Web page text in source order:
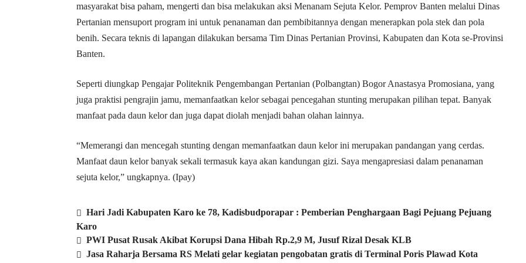
masyarakat bisa paham, mengerti dan bisa melakukan aksi Menanam Sejuta Kelor. Pemprov Banten melalui Dinas
Pertanian mensuport program ini untuk penanaman dan pembibitannya dengan menerapkan pola stek dan pola
benih. Secara teknis di lapangan dilakukan bersama Tim Dinas Pertanian Provinsi, Kabupaten dan Kota se-Provinsi
Banten.
Seperti diungkap Pengajar Politeknik Pengembangan Pertanian (Polbangtan) Bogor Anastasya Promosiana, yang
juga praktisi pengrajin jamu, memanfaatkan kelor sebagai pencegahan stunting merupakan pilihan tepat. Banyak
manfaat pada daun kelor dan juga dapat diolah menjadi bahan olahan lainnya.
“Memerangi dan mencegah stunting dengan memanfaatkan daun kelor ini merupakan pandangan yang cerdas.
Manfaat daun kelor banyak sekali termasuk kaya akan kandungan gizi. Saya mengapresiasi dalam penanaman
sejuta kelor,” ungkapnya. (Ipay)
Hari Jadi Kabupaten Karo ke 78, Kadisbudporapar : Pemberian Penghargaan Bagi Pejuang Pejuang
Karo
PWI Pusat Rusak Akibat Korupsi Dana Hibah Rp.2,9 M, Jusuf Rizal Desak KLB
Jasa Raharja Bersama RS Melati gelar kegiatan pengobatan gratis di Terminal Poris Plawad Kota